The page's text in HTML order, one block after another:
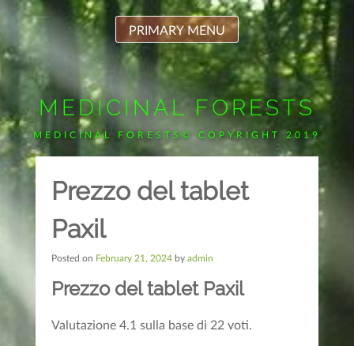
Skip
content
MEDICINAL FORESTS
MEDICINAL FORESTS© COPYRIGHT 2019
PRIMARY MENU
Prezzo del tablet
Paxil
Posted on February 21, 2024by admin
Prezzo del tablet Paxil
Valutazione 4.1 sulla base di 22 voti.